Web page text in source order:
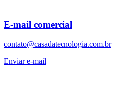
E-mail comercial
contato@casadatecnologia.com.br
Enviar e-mail